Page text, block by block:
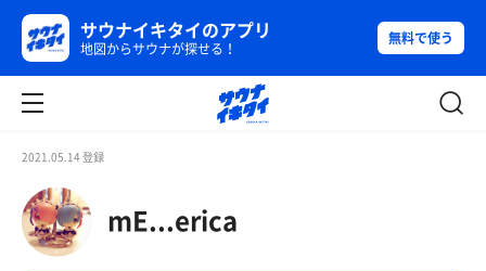
サウナイキタイのアプリ
地図からサウナが探せる！
無料で使う
2021.05.14 登録
mE...erica